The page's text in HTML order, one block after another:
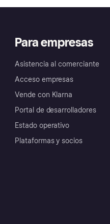
Para empresas
Asistencia al comerciante
Acceso empresas
Vende con Klarna
Portal de desarrolladores
Estado operativo
Plataformas y socios